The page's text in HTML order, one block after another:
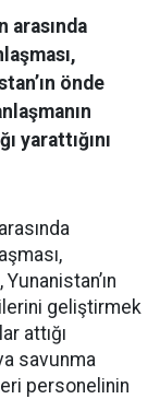
arasında
önde
yarattığını
geliştirmek
attığı
savunma
personelinin